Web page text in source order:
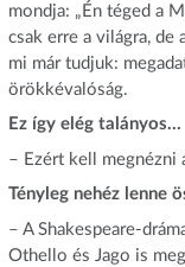
mondja: „Én téged a
csak erre a világra, de
mi már tudjuk:
örökkévalóság.
Ez így elég talányos…
– Ezért kell megnézni
Tényleg nehéz lenne
– A Shakespeare-
Othello és Jago is